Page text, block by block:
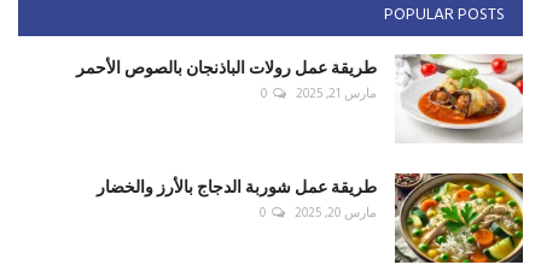
POPULAR POSTS
طريقة عمل رولات الباذنجان بالصوص الأحمر
مارس 21, 2025 0
طريقة عمل شوربة الدجاج بالأرز والخضار
مارس 20, 2025 0